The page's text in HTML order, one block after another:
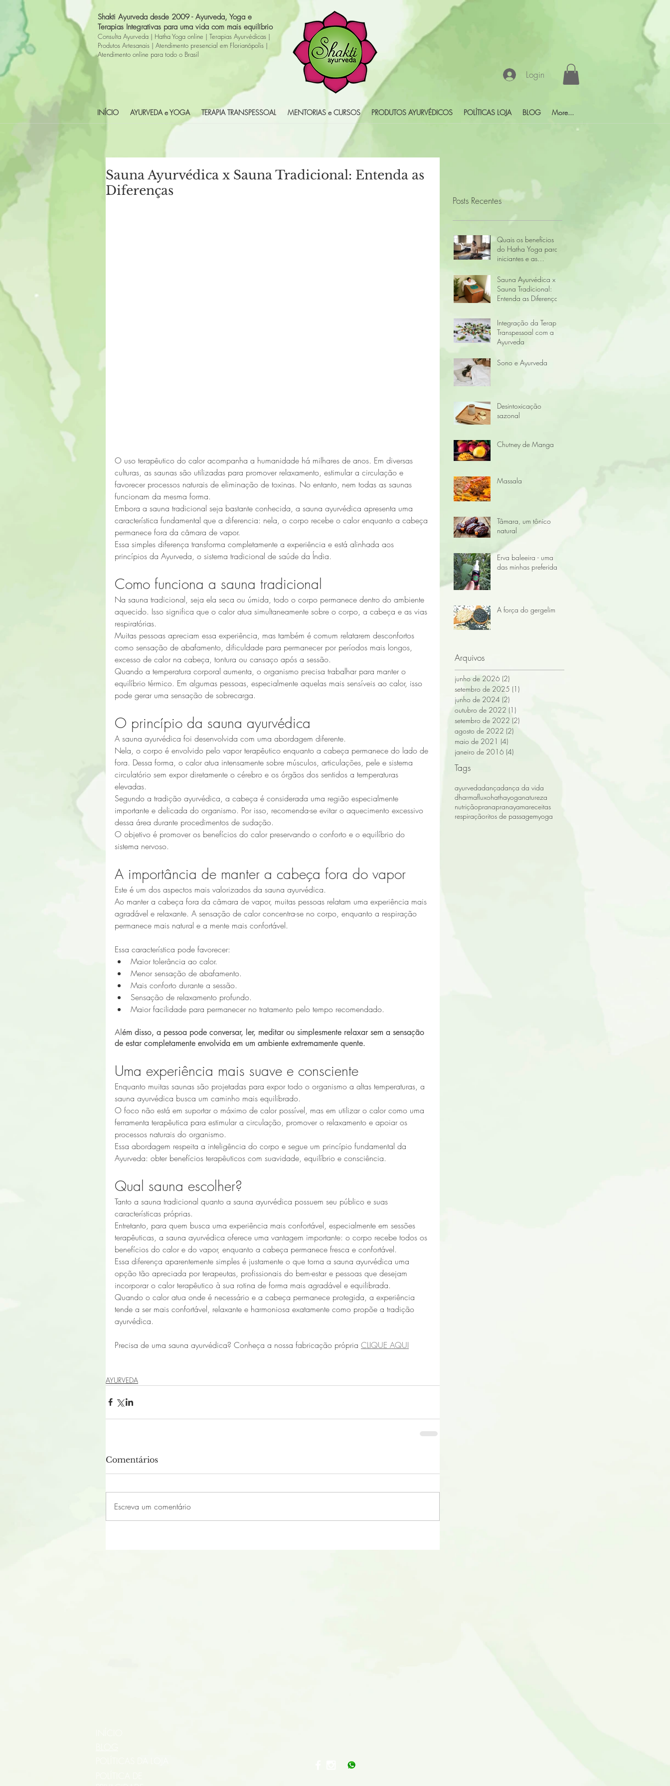
Shakti Ayurveda desde 2009 - Ayurveda, Yoga e
Terapias Integrativas para uma vida com mais equilíbrio
Consulta Ayurveda | Hatha Yoga online | Terapias Ayurvédicas |
Produtos Artesanais | Atendimento presencial em Florianópolis |
Atendimento online para todo o Brasil
Login
INÍCIO AYURVEDA e YOGA TERAPIA TRANSPESSOAL MENTORIAS e CURSOS PRODUTOS AYURVÉDICOS POLÍTICAS LOJA BLOG More...
Sauna Ayurvédica x Sauna Tradicional: Entenda as
Diferenças
O uso terapêutico do calor acompanha a humanidade há milhares de anos. Em diversas
culturas, as saunas são utilizadas para promover relaxamento, estimular a circulação e
favorecer processos naturais de eliminação de toxinas. No entanto, nem todas as saunas
funcionam da mesma forma.
Embora a sauna tradicional seja bastante conhecida, a sauna ayurvédica apresenta uma
característica fundamental que a diferencia: nela, o corpo recebe o calor enquanto a cabeça
permanece fora da câmara de vapor.
Essa simples diferença transforma completamente a experiência e está alinhada aos
princípios da Ayurveda, o sistema tradicional de saúde da Índia.
Como funciona a sauna tradicional
Na sauna tradicional, seja ela seca ou úmida, todo o corpo permanece dentro do ambiente
aquecido. Isso significa que o calor atua simultaneamente sobre o corpo, a cabeça e as vias
respiratórias.
Muitas pessoas apreciam essa experiência, mas também é comum relatarem desconfortos
como sensação de abafamento, dificuldade para permanecer por períodos mais longos,
excesso de calor na cabeça, tontura ou cansaço após a sessão.
Quando a temperatura corporal aumenta, o organismo precisa trabalhar para manter o
equilíbrio térmico. Em algumas pessoas, especialmente aquelas mais sensíveis ao calor, isso
pode gerar uma sensação de sobrecarga.
O princípio da sauna ayurvédica
A sauna ayurvédica foi desenvolvida com uma abordagem diferente.
Nela, o corpo é envolvido pelo vapor terapêutico enquanto a cabeça permanece do lado de
fora. Dessa forma, o calor atua intensamente sobre músculos, articulações, pele e sistema
circulatório sem expor diretamente o cérebro e os órgãos dos sentidos a temperaturas
elevadas.
Segundo a tradição ayurvédica, a cabeça é considerada uma região especialmente
importante e delicada do organismo. Por isso, recomenda-se evitar o aquecimento excessivo
dessa área durante procedimentos de sudação.
O objetivo é promover os benefícios do calor preservando o conforto e o equilíbrio do
sistema nervoso.
A importância de manter a cabeça fora do vapor
Este é um dos aspectos mais valorizados da sauna ayurvédica.
Ao manter a cabeça fora da câmara de vapor, muitas pessoas relatam uma experiência mais
agradável e relaxante. A sensação de calor concentra-se no corpo, enquanto a respiração
permanece mais natural e a mente mais confortável.
Essa característica pode favorecer:
Maior tolerância ao calor.
Menor sensação de abafamento.
Mais conforto durante a sessão.
Sensação de relaxamento profundo.
Maior facilidade para permanecer no tratamento pelo tempo recomendado.
Além disso, a pessoa pode conversar, ler, meditar ou simplesmente relaxar sem a sensação
de estar completamente envolvida em um ambiente extremamente quente.
Uma experiência mais suave e consciente
Enquanto muitas saunas são projetadas para expor todo o organismo a altas temperaturas, a
sauna ayurvédica busca um caminho mais equilibrado.
O foco não está em suportar o máximo de calor possível, mas em utilizar o calor como uma
ferramenta terapêutica para estimular a circulação, promover o relaxamento e apoiar os
processos naturais do organismo.
Essa abordagem respeita a inteligência do corpo e segue um princípio fundamental da
Ayurveda: obter benefícios terapêuticos com suavidade, equilíbrio e consciência.
Qual sauna escolher?
Tanto a sauna tradicional quanto a sauna ayurvédica possuem seu público e suas
características próprias.
Entretanto, para quem busca uma experiência mais confortável, especialmente em sessões
terapêuticas, a sauna ayurvédica oferece uma vantagem importante: o corpo recebe todos os
benefícios do calor e do vapor, enquanto a cabeça permanece fresca e confortável.
Essa diferença aparentemente simples é justamente o que torna a sauna ayurvédica uma
opção tão apreciada por terapeutas, profissionais do bem-estar e pessoas que desejam
incorporar o calor terapêutico à sua rotina de forma mais agradável e equilibrada.
Quando o calor atua onde é necessário e a cabeça permanece protegida, a experiência
tende a ser mais confortável, relaxante e harmoniosa exatamente como propõe a tradição
ayurvédica.
Precisa de uma sauna ayurvédica? Conheça a nossa fabricação própria CLIQUE AQUI
AYURVEDA
Comentários
Escreva um comentário
Posts Recentes
Quais os benefícios
do Hatha Yoga para
iniciantes e as
online?
Sauna Ayurvédica x
Sauna Tradicional:
Entenda as Diferenças
Integração da Terapia
Transpessoal com a
Ayurveda
Sono e Ayurveda
Desintoxicação
sazonal
Chutney de Manga
Massala
Tâmara, um tônico
natural
Erva baleeira - uma
das minhas preferidas!
A força do gergelim
Arquivos
junho de 2026 (2)
setembro de 2025 (1)
junho de 2024 (2)
outubro de 2022 (1)
setembro de 2022 (2)
agosto de 2022 (2)
maio de 2021 (4)
janeiro de 2016 (4)
Tags
ayurvedadançadança da vida
dharmafluxohathayoganatureza
nutriçãopranapranayamareceitas
respiraçãoritos de passagemyoga